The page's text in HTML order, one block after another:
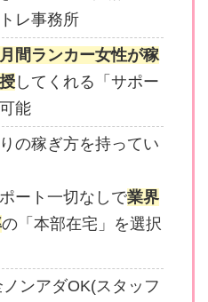
レ事務所
月間ランカー女性が稼
してくれる「サポー
能
の稼ぎ方を持ってい
ート一切なしで業界
の「本部在宅」を選択
ンアダOK(スタッフ